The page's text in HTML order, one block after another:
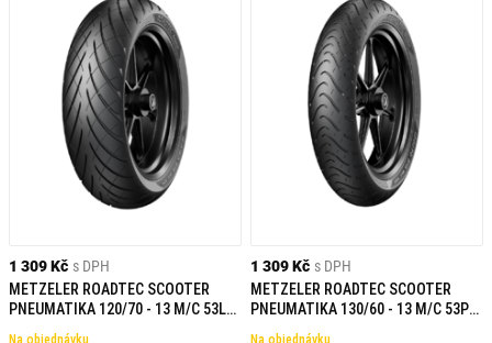
1 309 Kč s DPH
METZELER ROADTEC SCOOTER
PNEUMATIKA 120/70 - 13 M/C 53L
Na objednávku
1 309 Kč s DPH
METZELER ROADTEC SCOOTER
PNEUMATIKA 130/60 - 13 M/C 53P
Na objednávku